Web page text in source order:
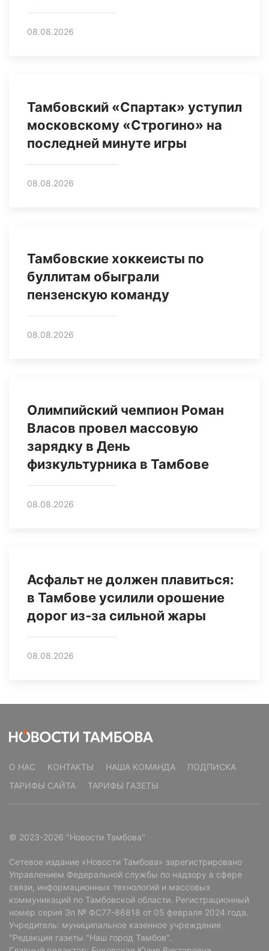
08.08.2026
Тамбовский «Спартак» уступил
московскому «Строгино» на
последней минуте игры
08.08.2026
Тамбовские хоккеисты по
буллитам обыграли
пензенскую команду
08.08.2026
Олимпийский чемпион Роман
Власов провел массовую
зарядку в День
физкультурника в Тамбове
08.08.2026
Асфальт не должен плавиться:
в Тамбове усилили орошение
дорог из‑за сильной жары
08.08.2026
О НАС КОНТАКТЫ НАША КОМАНДА
ПОДПИСКА
ТАРИФЫ САЙТА
ТАРИФЫ ГАЗЕТЫ
© 2023-2026 "Новости Тамбова"
Сетевое издание «Новости Тамбова» зарегистрировано
Управлением Федеральной службы по надзору в сфере
связи, информационных технологий и массовых
коммуникаций по Тамбовской области. Регистрационный
номер серия Эл № ФС77-86818 от 05 февраля 2024 года.
Учредитель: муниципальное казенное учреждение
"Редакция газеты "Наш город Тамбов".